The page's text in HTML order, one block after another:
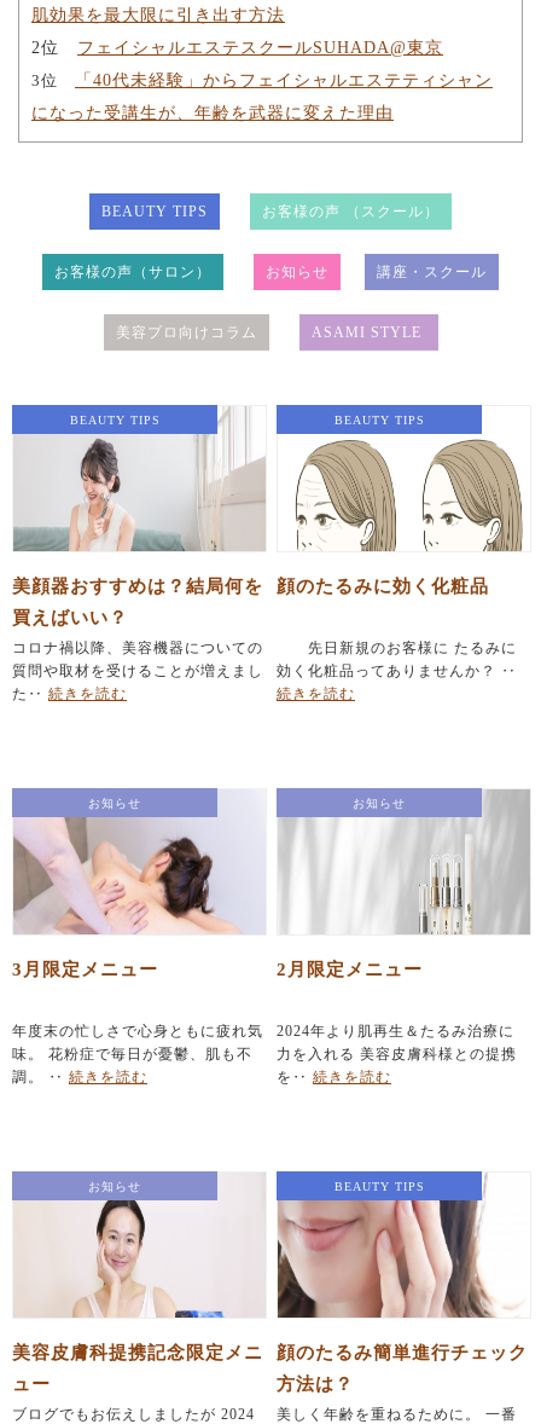
肌効果を最大限に引き出す方法
2位 フェイシャルエステスクールSUHADA@東京
3位
「40代未経験」からフェイシャルエステティシャン
になった受講生が、年齢を武器に変えた理由
BEAUTY TIPS お客様の声 （スクール）
お客様の声（サロン） お知らせ 講座・スクール
美容プロ向けコラム ASAMI STYLE
BEAUTY TIPS
美顔器おすすめは？結局何を
買えばいい？
コロナ禍以降、美容機器についての
質問や取材を受けることが増えまし
た‥ 続きを読む
BEAUTY TIPS
顔のたるみに効く化粧品
先日新規のお客様に たるみに
効く化粧品ってありませんか？ ‥
続きを読む
お知らせ
3月限定メニュー
年度末の忙しさで心身ともに疲れ気
味。 花粉症で毎日が憂鬱、肌も不
調。 ‥ 続きを読む
お知らせ
2月限定メニュー
2024年より肌再生＆たるみ治療に
力を入れる 美容皮膚科様との提携
を‥ 続きを読む
お知らせ
美容皮膚科提携記念限定メニ
ュー
ブログでもお伝えしましたが 2024
BEAUTY TIPS
顔のたるみ簡単進行チェック
方法は？
美しく年齢を重ねるために。 一番